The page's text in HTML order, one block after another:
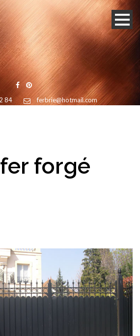
84 ferbrie@hotmail.com
forgé